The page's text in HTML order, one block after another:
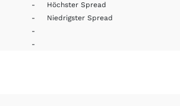
- Höchster Spread
- Niedrigster Spread
-
-